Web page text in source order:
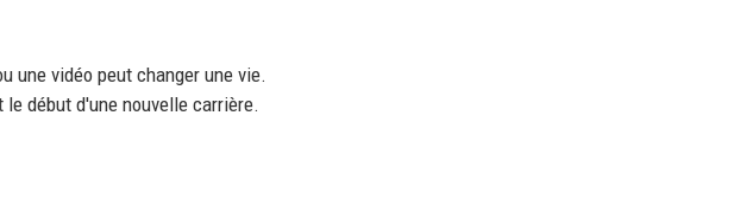
une vidéo peut changer une vie.
début d'une nouvelle carrière.